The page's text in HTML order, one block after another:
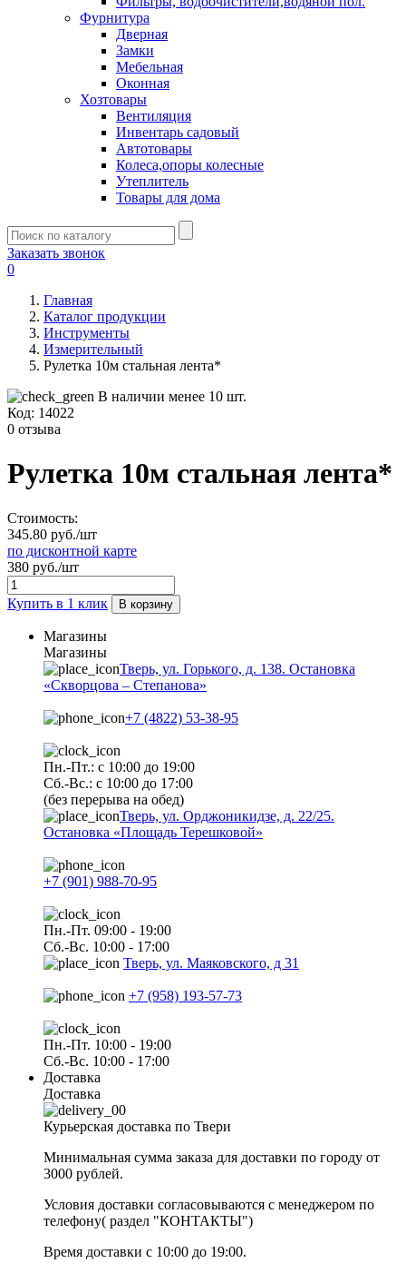
Фурнитура
Дверная
Замки
Мебельная
Оконная
Хозтовары
Вентиляция
Инвентарь садовый
Автотовары
Колеса,опоры колесные
Утеплитель
Товары для дома
Заказать звонок
0
Главная
Каталог продукции
Инструменты
Измерительный
Рулетка 10м стальная лента*
В наличии менее 10 шт.
Код: 14022
0 отзыва
Рулетка 10м стальная лента*
Стоимость:
345.80 руб./шт
по дисконтной карте
380 руб./шт
Купить в 1 клик В корзину
Магазины
Магазины
Тверь, ул. Горького, д. 138. Остановка
«Скворцова – Степанова»
+7 (4822) 53-38-95
Пн.-Пт.: с 10:00 до 19:00
Сб.-Вс.: с 10:00 до 17:00
(без перерыва на обед)
Тверь, ул. Орджоникидзе, д. 22/25.
Остановка «Площадь Терешковой»
+7 (901) 988-70-95
Пн.-Пт. 09:00 - 19:00
Сб.-Вс. 10:00 - 17:00
Тверь, ул. Маяковского, д 31
+7 (958) 193-57-73
Пн.-Пт. 10:00 - 19:00
Сб.-Вс. 10:00 - 17:00
Доставка
Доставка
Курьерская доставка по Твери
Минимальная сумма заказа для доставки по городу от
3000 рублей.
Условия доставки согласовываются с менеджером по
телефону( раздел "КОНТАКТЫ")
Время доставки с 10:00 до 19:00.